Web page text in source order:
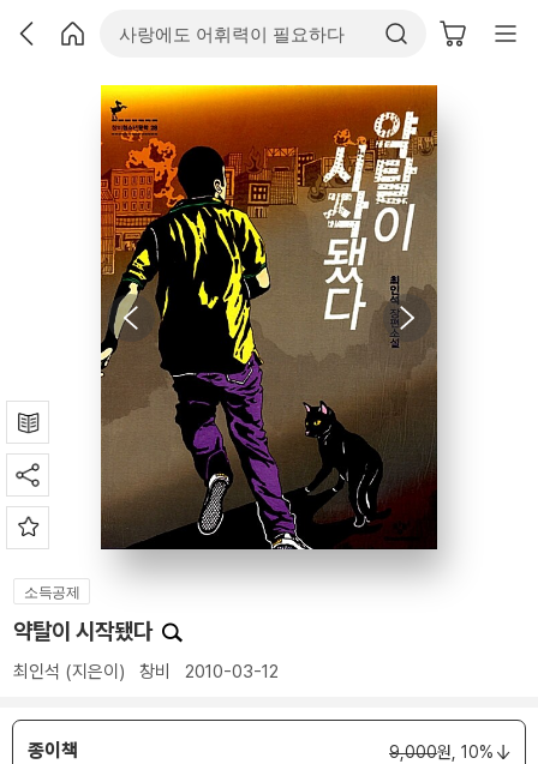
소득공제
약탈이 시작됐다
최인석 (지은이) 창비 2010-03-12
종이책 9,000원, 10%